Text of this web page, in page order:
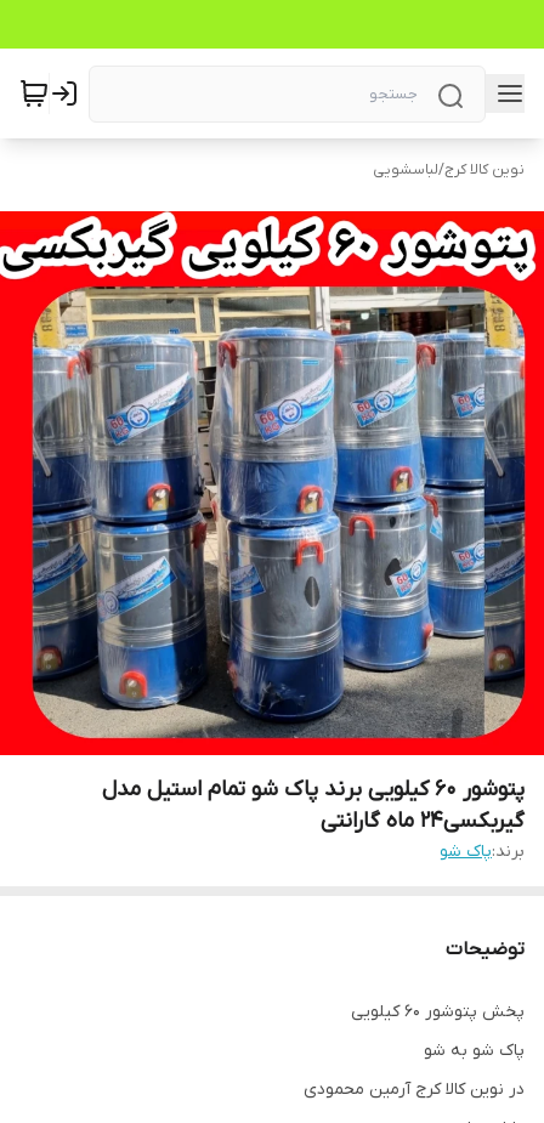
نوین کالا کرج/لباسشویی
پتوشور ۶۰ کیلویی برند پاک شو تمام استیل مدل
گیربکسی۲۴ ماه گارانتی
برند:پاک شو
توضیحات
پخش پتوشور ۶۰ کیلویی
پاک شو به شو
در نوین کالا کرج آرمین محمودی